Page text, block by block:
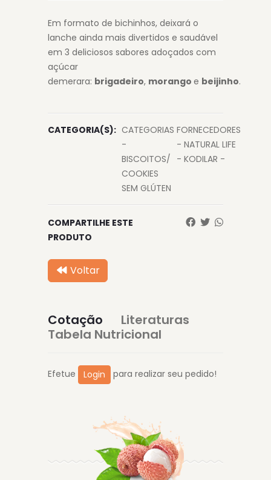
Em formato de bichinhos, deixará o
lanche ainda mais divertidos e saudável
em 3 deliciosos sabores adoçados com
açúcar
demerara: brigadeiro, morango e beijinho.
CATEGORIA(S): CATEGORIAS
-
BISCOITOS/
COOKIES
SEM GLÚTEN
FORNECEDORES
- NATURAL LIFE
- KODILAR -
COMPARTILHE ESTE
PRODUTO
Voltar
Cotação
Literaturas
Tabela Nutricional
Efetue Login para realizar seu pedido!